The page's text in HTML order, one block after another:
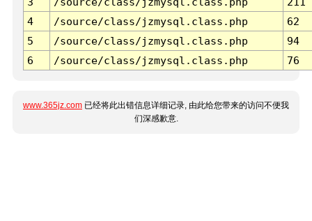
4
/source/class/jzmysql.class.php
62
5
/source/class/jzmysql.class.php
94
6
/source/class/jzmysql.class.php 76
www.365jz.com 已经将此出错信息详细记录, 由此给您带来的访问不便我
们深感歉意.